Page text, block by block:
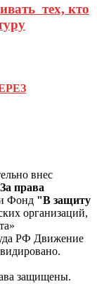
тех, кто
внес
права
Фонд "В защиту
организаций,
РФ Движение
защищены.